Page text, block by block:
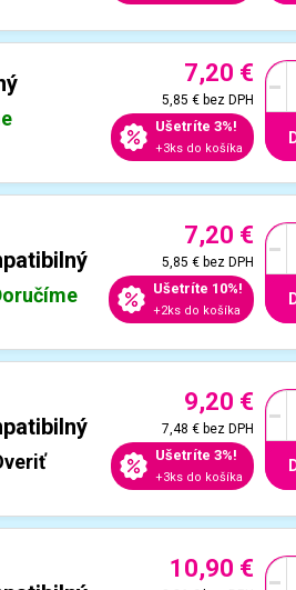
7,20 €
5,85 €bez DPH
Ušetríte 3%!
+3ks do košíka
-
7,20 €
5,85 €bez DPH
Ušetríte 10%!
+2ks do košíka
-
9,20 €
7,48 €bez DPH
Ušetríte 3%!
+3ks do košíka
-
10,90 €